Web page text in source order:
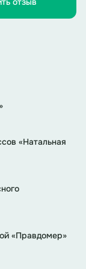
РФ»)
порой оно
назад.
«Натальная
«Правдомер»